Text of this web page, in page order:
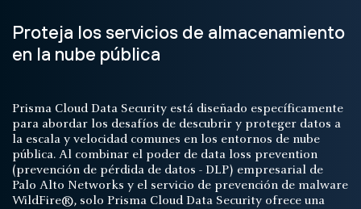
Proteja los servicios de almacenamiento
en la nube pública
Prisma Cloud Data Security está diseñado específicamente
para abordar los desafíos de descubrir y proteger datos a
la escala y velocidad comunes en los entornos de nube
pública. Al combinar el poder de data loss prevention
(prevención de pérdida de datos - DLP) empresarial de
Palo Alto Networks y el servicio de prevención de malware
WildFire®, solo Prisma Cloud Data Security ofrece una